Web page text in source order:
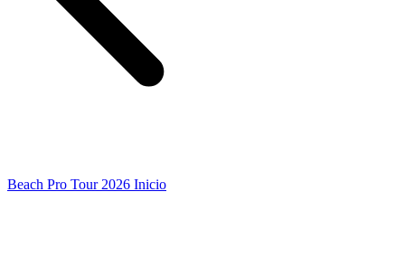
Beach Pro Tour 2026 Inicio